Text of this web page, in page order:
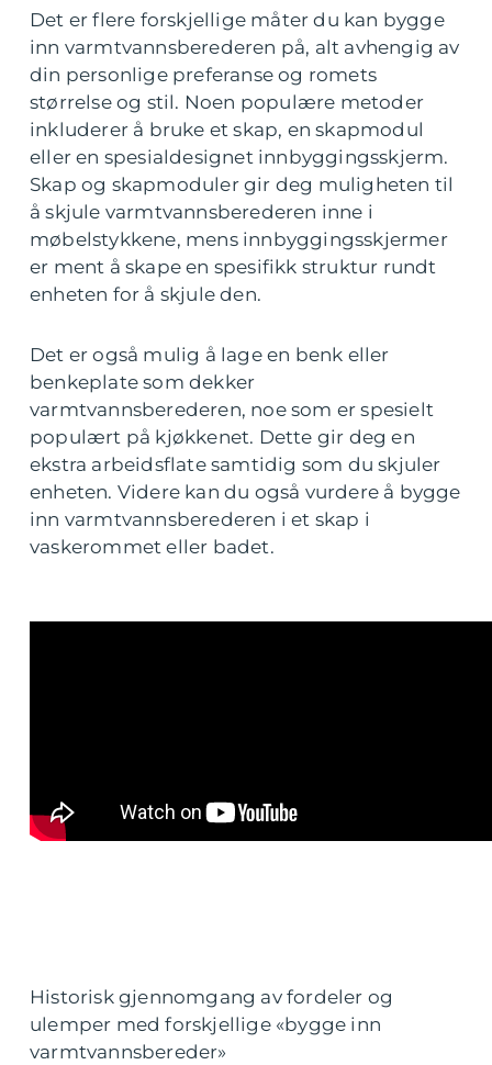
Det er flere forskjellige måter du kan bygge
inn varmtvannsberederen på, alt avhengig av
din personlige preferanse og romets
størrelse og stil. Noen populære metoder
inkluderer å bruke et skap, en skapmodul
eller en spesialdesignet innbyggingsskjerm.
Skap og skapmoduler gir deg muligheten til
å skjule varmtvannsberederen inne i
møbelstykkene, mens innbyggingsskjermer
er ment å skape en spesifikk struktur rundt
enheten for å skjule den.
Det er også mulig å lage en benk eller
benkeplate som dekker
varmtvannsberederen, noe som er spesielt
populært på kjøkkenet. Dette gir deg en
ekstra arbeidsflate samtidig som du skjuler
enheten. Videre kan du også vurdere å bygge
inn varmtvannsberederen i et skap i
vaskerommet eller badet.
Historisk gjennomgang av fordeler og
ulemper med forskjellige «bygge inn
varmtvannsbereder»